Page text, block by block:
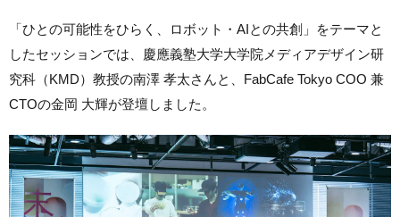
「ひとの可能性をひらく、ロボット・AIとの共創」をテーマと
したセッションでは、慶應義塾大学大学院メディアデザイン研
究科（KMD）教授の南澤 孝太さんと、FabCafe Tokyo COO 兼
CTOの金岡 大輝が登壇しました。